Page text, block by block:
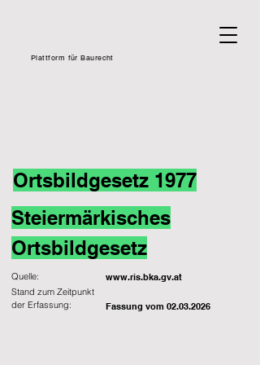
Plattform für Baurecht
Ortsbildgesetz 1977
Steiermärkisches
Ortsbildgesetz
Quelle: www.ris.bka.gv.at
Fassung vom 02.03.2026
Stand zum Zeitpunkt
der Erfassung: